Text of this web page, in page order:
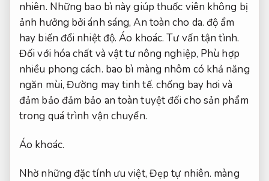
nhiên. Những bao bì này giúp thuốc viên không bị
ảnh hưởng bởi ánh sáng,An toàn cho da. độ ẩm
hay biến đổi nhiệt độ.Áo khoác. Tư vấn tận tình.
Đối với hóa chất và vật tư nông nghiệp, Phù hợp
nhiều phong cách. bao bì màng nhôm có khả năng
ngăn mùi, Đường may tinh tế. chống bay hơi và
đảm bảo đảm bảo an toàn tuyệt đối cho sản phẩm
trong quá trình vận chuyển.
Áo khoác.
Nhờ những đặc tính ưu việt, Đẹp tự nhiên. màng